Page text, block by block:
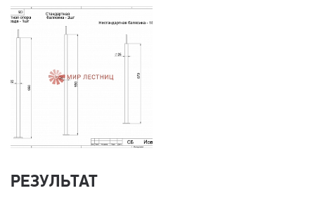
РЕЗУЛЬТАТ